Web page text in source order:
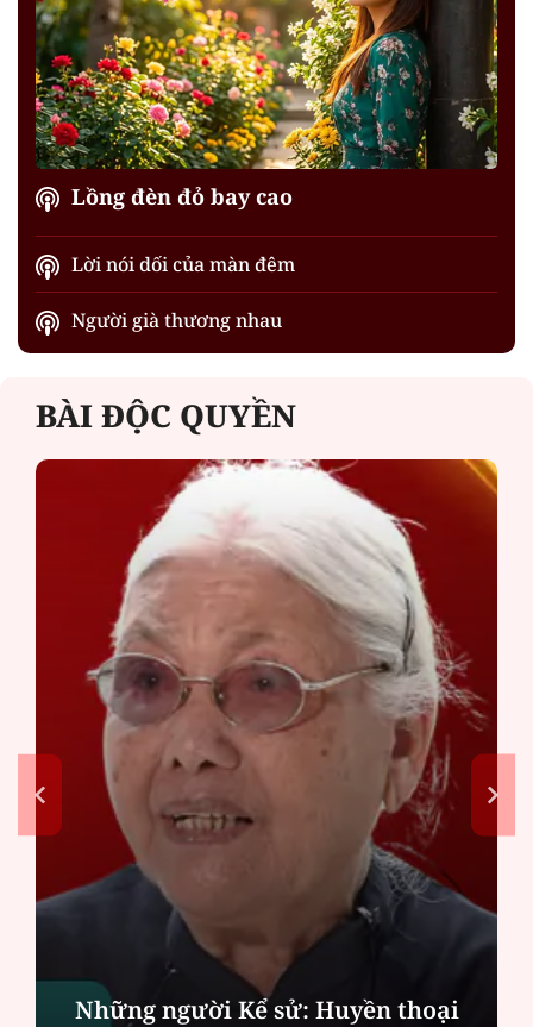
Lồng đèn đỏ bay cao
Lời nói dối của màn đêm
Người già thương nhau
BÀI ĐỘC QUYỀN
Những người Kể sử: Huyền thoại